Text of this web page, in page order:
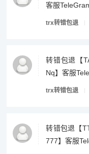
客服
trx转错包退
转错包退【
Nq】客服
trx转错包退
转错包退【
777】客服